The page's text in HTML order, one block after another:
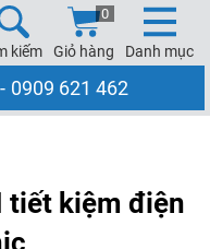
kiếm Giỏ hàng
0
Danh mục
- 0909 621 462
tiết kiệm điện